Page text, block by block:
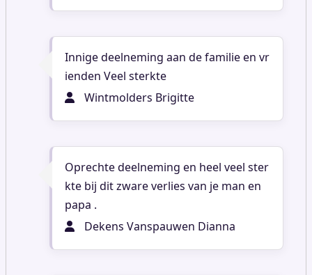
Innige deelneming aan de familie en vr
ienden Veel sterkte
Wintmolders Brigitte
Oprechte deelneming en heel veel ster
kte bij dit zware verlies van je man en
papa .
Dekens Vanspauwen Dianna